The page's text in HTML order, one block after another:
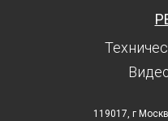
119017, г